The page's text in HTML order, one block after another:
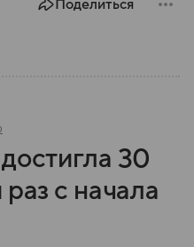
Поделиться
30
с начала